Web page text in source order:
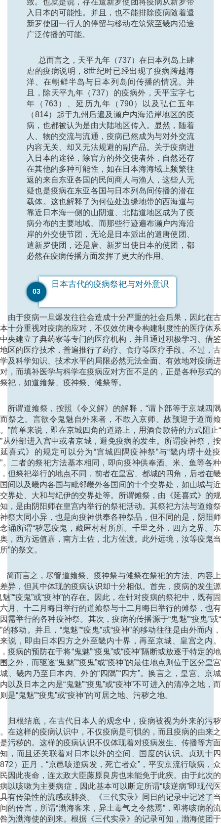
致。也就是说，存在遣新罗使团将疫病从新罗带
入日本的可能性。并且，也不能排除疫病随着遣
新罗使团一行人的停留与移动在筑紫至畿内沿途
广泛传播的可能。
总而言之，天平九年（737）在日本列岛上肆
虐的疫病说明，8世纪时已经出现了疫病跨越海
洋、在朝鲜半岛与日本列岛间传播的情况。并
且，除天平九年（737）的疫病外，天平宝字七
年（763）、延历九年（790）以及弘仁五年
（814）起于九州后遍及濑户内海沿岸地区的疫
病，也都被认为是由大陆地区传入。显然，随着
人、物的交流与流通，疫病已然成为与对外交流
内容无关、却又无法规避的副产品。关于疫病进
入日本的途径，除官方的外交使者外，自然还存
在其他的多种可能性，如在日本海海域上频繁往
返的来自东亚各国的民间商人与渔人，这些人无
疑也是疫病在东亚各国与日本列岛间传播的潜在
载体。这也解释了为何位处边缘地带的西海道与
靠近日本海一侧的山阴道、北陆道地区成为了疫
病分布的主要地域。而那些行迹遍布濑户内海沿
岸的外交使节团，无论是日本派出的遣唐使团、
遣新罗使团，还是唐、新罗出使日本的使团，都
必然在疫病传播方面发挥了更大的作用。
03
日本古代的疫病祭祀与对外意识
疫病一旦爆发往往会造成十分严重的社会后果，因此在
十分重视对疫病的应对，不仅效仿唐令构建制度性的医疗体
央建立了典药寮等专门的医疗机构，并且通过积极学习、借
区的医疗技术，普遍推行了药疗、食疗等医疗手段。不过，
及科学知识、技术水平的局限必然无法全面、有效地对疫病
，而填补医学与科学在疫病应对方面不足的，正是各种形式
祀，如道飨祭、疫神祭、傩祭等。
道飨祭，按照《令义解》的解释，“谓卜部等于京城四
祭之。言欲令鬼魅自外来者，不敢入京师。故预迎于道而
”简单来说，即在京城四角的道路上，用酒食款待的方式阻止
从外部进入宫中或者京城，避免疫病的发生。所谓疫神祭，
喜式》的规定可以分为“宫城四隅疫神祭”与“畿内堺十处
。二者的祭祀方法基本相同，即向疫神供奉酒、米、鱼等各
但祭祀举行的地点不同，前者在皇宫、都城的四角，后者在
间以及畿内各国与毗邻畿外各国间的十个交界处，如山城与
界处、大和与纪伊的交界处等。所谓傩祭，由《延喜式》的
，是由阴阳师在皇宫内举行的祭祀活动。其祭祀方法与道飨
祭大同小异，也是向疫神供奉各种祭品，但不同的是，阴阳
诵所谓“秽恶疫鬼，藏匿村村所所。千里之外，四方之界。
，西方远值嘉，南方土佐，北方佐渡。此外远境，汝等疫鬼
”的祭文。
言之，尽管道飨祭、疫神祭与傩祭在祭祀的方法、内容
异，但其中体现的疫病认识却十分相似。首先，疫病的发生
魅”“疫鬼”或“疫神”的存在。因此，在针对疫病的祭祀中，既有
月、十二月晦日举行的道飨祭与十二月晦日举行的傩祭，也
需举行的各种疫神祭。其次，疫病的传播源于“鬼魅”“疫鬼”或
的移动。并且，“鬼魅”“疫鬼”或“疫神”的移动往往是由外而内
说，即由日本四方之外至畿内十界，再至京城、皇宫之内
疫病的预防在于将“鬼魅”“疫鬼”或“疫神”隔断或放逐于特定的
之外，而驱逐“鬼魅”“疫鬼”或“疫神”的最佳地点则位于区分皇
、畿内乃至日本内、外的“四隅”“四方”。换言之，皇宫、京
以及日本之内是“鬼魅”“疫鬼”或“疫神”不可进入的清净之地，
是“鬼魅”“疫鬼”或“疫神”的可居之地、污秽之地。
结底，在古代日本人的观念中，疫病被视为外来的污
在这样的疫病认识中，不仅疫病是可惧的，而且疫病的由来
污秽的。这样的疫病认识不仅体现着对疫病发生、传播等方
，而且还关联着对日本以外的空间、国度的认识。贞观十
）正月，“京邑咳逆病发，死亡者众”，平安京流行咳病，
因此丧命，连太政大臣藤原良房也未能免于此疾。由于此次
以咳嗽为主要病症，因此基本可以断定所谓“咳逆病”即现代
有传染性的流感或肺炎。《三代实录》同日的记录中记述了
的传言，所谓“渤海客来，异土毒气之令然焉”，即将咳病的
为渤海使的到来。根据《三代实录》的记录可知，渤海使团